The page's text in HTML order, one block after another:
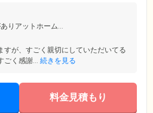
ュニケーションを通じて、「馴染みの関
りアットホーム...
すが、すごく親切にしていただいてる
ごく感謝... 続きを見る
料金見積もり